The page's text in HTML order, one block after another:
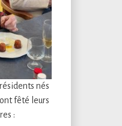
nés
fêté leurs
: